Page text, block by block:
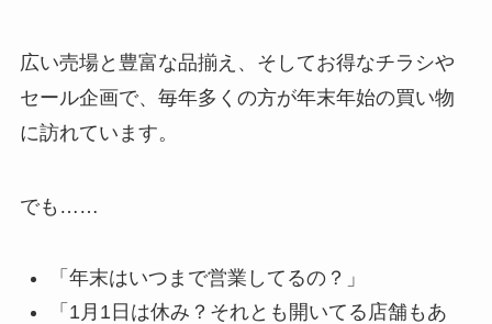
広い売場と豊富な品揃え、そしてお得なチラシや
セール企画で、毎年多くの方が年末年始の買い物
に訪れています。
でも……
「年末はいつまで営業してるの？」
「1月1日は休み？それとも開いてる店舗もあ